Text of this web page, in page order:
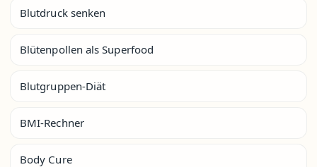
Blutdruck senken
Blütenpollen als Superfood
Blutgruppen-Diät
BMI-Rechner
Body Cure